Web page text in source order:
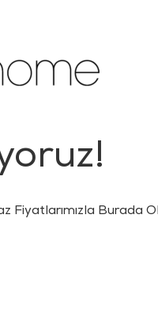
Fiyatlarımızla Burada